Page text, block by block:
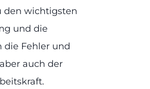
den wichtigsten
und die
die Fehler und
auch der